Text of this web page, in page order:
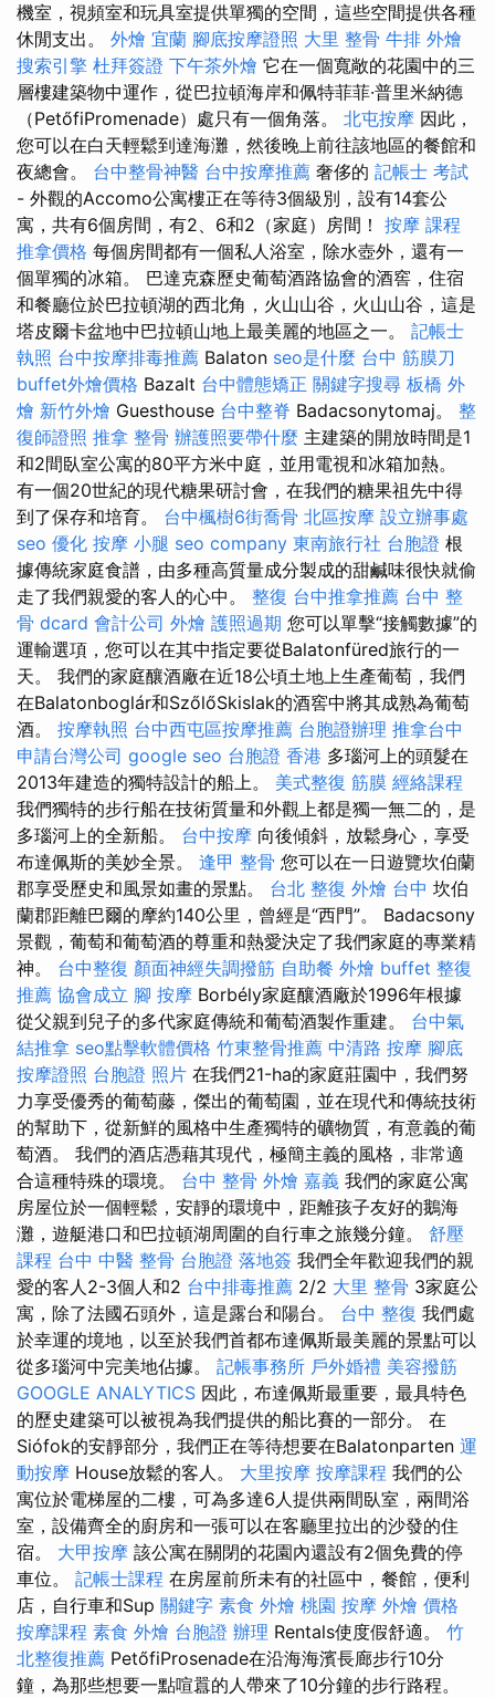
機室，視頻室和玩具室提供單獨的空間，這些空間提供各種
休閒支出。 外燴 宜蘭 腳底按摩證照 大里 整骨 牛排 外燴
搜索引擎 杜拜簽證 下午茶外燴 它在一個寬敞的花園中的三
層樓建築物中運作，從巴拉頓海岸和佩特菲菲·普里米納德
（PetőfiPromenade）處只有一個角落。 北屯按摩 因此，
您可以在白天輕鬆到達海灘，然後晚上前往該地區的餐館和
夜總會。 台中整骨神醫 台中按摩推薦 奢侈的 記帳士 考試
- 外觀的Accomo公寓樓正在等待3個級別，設有14套公
寓，共有6個房間，有2、6和2（家庭）房間！ 按摩 課程
推拿價格 每個房間都有一個私人浴室，除水壺外，還有一
個單獨的冰箱。 巴達克森歷史葡萄酒路協會的酒窖，住宿
和餐廳位於巴拉頓湖的西北角，火山山谷，火山山谷，這是
塔皮爾卡盆地中巴拉頓山地上最美麗的地區之一。 記帳士
執照 台中按摩排毒推薦 Balaton seo是什麼 台中 筋膜刀
buffet外燴價格 Bazalt 台中體態矯正 關鍵字搜尋 板橋 外
燴 新竹外燴 Guesthouse 台中整脊 Badacsonytomaj。 整
復師證照 推拿 整骨 辦護照要帶什麼 主建築的開放時間是1
和2間臥室公寓的80平方米中庭，並用電視和冰箱加熱。
有一個20世紀的現代糖果研討會，在我們的糖果祖先中得
到了保存和培育。 台中楓樹6街喬骨 北區按摩 設立辦事處
seo 優化 按摩 小腿 seo company 東南旅行社 台胞證 根
據傳統家庭食譜，由多種高質量成分製成的甜鹹味很快就偷
走了我們親愛的客人的心中。 整復 台中推拿推薦 台中 整
骨 dcard 會計公司 外燴 護照過期 您可以單擊“接觸數據”的
運輸選項，您可以在其中指定要從Balatonfüred旅行的一
天。 我們的家庭釀酒廠在近18公頃土地上生產葡萄，我們
在Balatonboglár和SzőlőSkislak的酒窖中將其成熟為葡萄
酒。 按摩執照 台中西屯區按摩推薦 台胞證辦理 推拿台中
申請台灣公司 google seo 台胞證 香港 多瑙河上的頭髮在
2013年建造的獨特設計的船上。 美式整復 筋膜 經絡課程
我們獨特的步行船在技術質量和外觀上都是獨一無二的，是
多瑙河上的全新船。 台中按摩 向後傾斜，放鬆身心，享受
布達佩斯的美妙全景。 逢甲 整骨 您可以在一日遊覽坎伯蘭
郡享受歷史和風景如畫的景點。 台北 整復 外燴 台中 坎伯
蘭郡距離巴爾的摩約140公里，曾經是“西門”。 Badacsony
景觀，葡萄和葡萄酒的尊重和熱愛決定了我們家庭的專業精
神。 台中整復 顏面神經失調撥筋 自助餐 外燴 buffet 整復
推薦 協會成立 腳 按摩 Borbély家庭釀酒廠於1996年根據
從父親到兒子的多代家庭傳統和葡萄酒製作重建。 台中氣
結推拿 seo點擊軟體價格 竹東整骨推薦 中清路 按摩 腳底
按摩證照 台胞證 照片 在我們21-ha的家庭莊園中，我們努
力享受優秀的葡萄藤，傑出的葡萄園，並在現代和傳統技術
的幫助下，從新鮮的風格中生產獨特的礦物質，有意義的葡
萄酒。 我們的酒店憑藉其現代，極簡主義的風格，非常適
合這種特殊的環境。 台中 整骨 外燴 嘉義 我們的家庭公寓
房屋位於一個輕鬆，安靜的環境中，距離孩子友好的鵝海
灘，遊艇港口和巴拉頓湖周圍的自行車之旅幾分鐘。 舒壓
課程 台中 中醫 整骨 台胞證 落地簽 我們全年歡迎我們的親
愛的客人2-3個人和2 台中排毒推薦 2/2 大里 整骨 3家庭公
寓，除了法國石頭外，這是露台和陽台。 台中 整復 我們處
於幸運的境地，以至於我們首都布達佩斯最美麗的景點可以
從多瑙河中完美地佔據。 記帳事務所 戶外婚禮 美容撥筋
GOOGLE ANALYTICS 因此，布達佩斯最重要，最具特色
的歷史建築可以被視為我們提供的船比賽的一部分。 在
Siófok的安靜部分，我們正在等待想要在Balatonparten 運
動按摩 House放鬆的客人。 大里按摩 按摩課程 我們的公
寓位於電梯屋的二樓，可為多達6人提供兩間臥室，兩間浴
室，設備齊全的廚房和一張可以在客廳里拉出的沙發的住
宿。 大甲按摩 該公寓在關閉的花園內還設有2個免費的停
車位。 記帳士課程 在房屋前所未有的社區中，餐館，便利
店，自行車和Sup 關鍵字 素食 外燴 桃園 按摩 外燴 價格
按摩課程 素食 外燴 台胞證 辦理 Rentals使度假舒適。 竹
北整復推薦 PetőfiProsenade在沿海海濱長廊步行10分
鐘，為那些想要一點喧囂的人帶來了10分鐘的步行路程。